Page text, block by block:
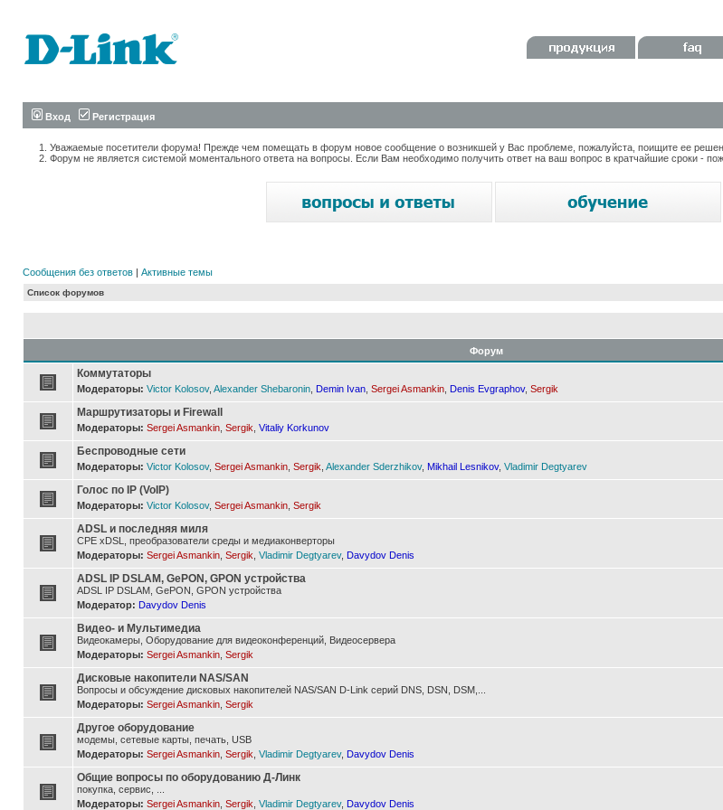
Вход Регистрация
Уважаемые посетители форума! Прежде чем помещать в форум новое сообщение о возникшей у Вас проблеме, пожалуйста, поищите ее
Форум не является системой моментального ответа на вопросы. Если Вам необходимо получить ответ на ваш вопрос в кратчайшие сроки -
Сообщения без ответов | Активные темы
Список форумов
Форум
Коммутаторы
Модераторы: Victor Kolosov, Alexander Shebaronin Demin Ivan Sergei Asmankin Denis Evgraphov, Sergik
Маршрутизаторы и Firewall
Модераторы: Sergei Asmankin Sergik Vitaliy Korkunov
Беспроводные сети
Модераторы: Victor Kolosov, Sergei Asmankin Sergik Alexander Sderzhikov, Mikhail Lesnikov, Vladimir Degtyarev
Голос по IP (VoIP)
Модераторы: Victor Kolosov, Sergei Asmankin Sergik
ADSL и последняя миля
CPE xDSL, преобразователи среды и медиаконверторы
Модераторы: Sergei Asmankin Sergik Vladimir Degtyarev, Davydov Denis
ADSL IP DSLAM, GePON, GPON устройства
ADSL IP DSLAM, GePON, GPON устройства
Модератор: Davydov Denis
Видео- и Мультимедиа
Видеокамеры, Оборудование для видеоконференций, Видеосервера
Модераторы: Sergei Asmankin Sergik
Дисковые накопители NAS/SAN
Вопросы и обсуждение дисковых накопителей NAS/SAN D-Link серий DNS, DSN, DSM,...
Модераторы: Sergei Asmankin Sergik
Другое оборудование
модемы, сетевые карты, печать, USB
Модераторы: Sergei Asmankin Sergik Vladimir Degtyarev, Davydov Denis
Общие вопросы по оборудованию Д-Линк
покупка, сервис, ...
Модераторы: Sergei Asmankin Sergik Vladimir Degtyarev, Davydov Denis